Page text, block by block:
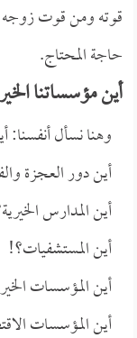
قوته ومن قوت زوجه
حاجة المحتاج.
أين مؤسساتنا
وهنا نسأل أنفسنا:
أين دور العجزة
أين المدارس
أين المستشفيات؟!
أين المؤسسات
أين المؤسسات